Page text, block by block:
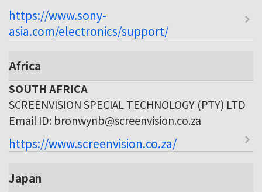
https://www.sony-
asia.com/electronics/support/
Africa
SOUTH AFRICA
SCREENVISION SPECIAL TECHNOLOGY (PTY) LTD
Email ID: bronwynb@screenvision.co.za
https://www.screenvision.co.za/
Japan